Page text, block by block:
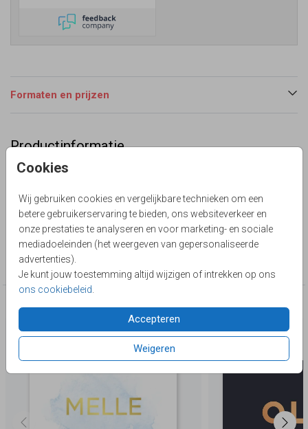
Cookies
Wij gebruiken cookies en vergelijkbare technieken om een
betere gebruikerservaring te bieden, ons websiteverkeer en
onze prestaties te analyseren en voor marketing- en sociale
mediadoeleinden (het weergeven van gepersonaliseerde
advertenties).
Je kunt jouw toestemming altijd wijzigen of intrekken op ons
ons cookiebeleid
Accepteren
Weigeren
Formaten en prijzen
Productinformatie
Omschrijving
met koperfolie. Met silhouet muzikant dirigent. Alles is te
bewerken!
Collectie
jongen
Deze producten zijn wellicht ook iets voor je